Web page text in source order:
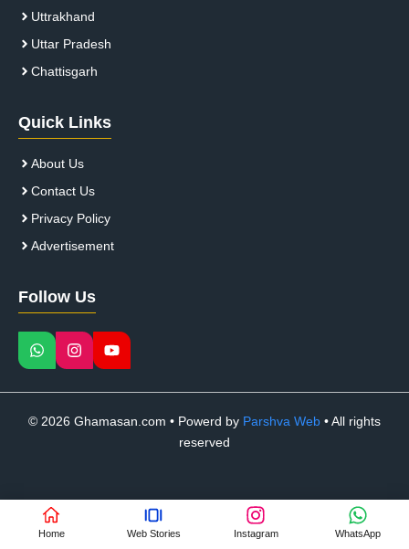
Uttrakhand
Uttar Pradesh
Chattisgarh
Quick Links
About Us
Contact Us
Privacy Policy
Advertisement
Follow Us
© 2026 Ghamasan.com • Powerd by Parshva Web • All rights
reserved
Home Web Stories Instagram WhatsApp